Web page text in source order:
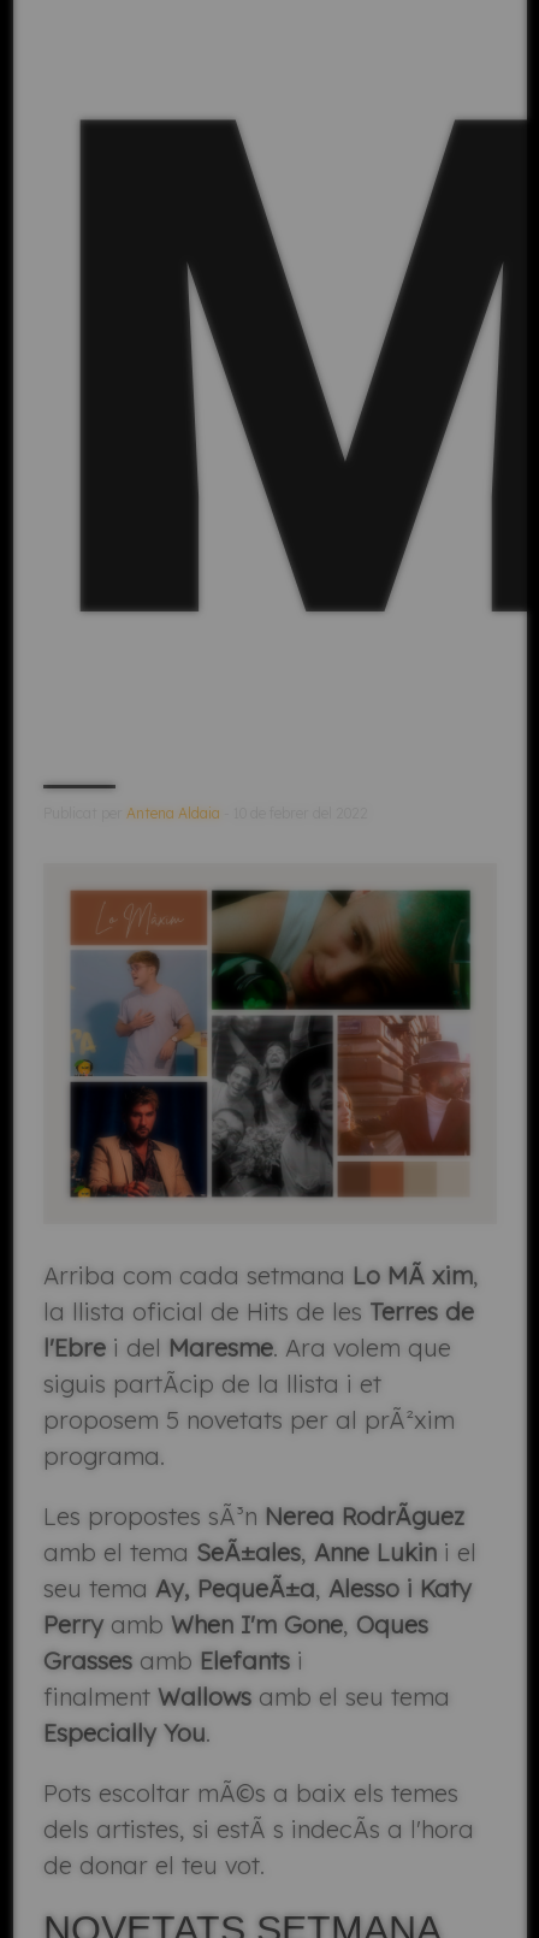
Antena Aldaia
Arriba com cada setmana Lo MÃ xim,
la llista oficial de Hits de les Terres de
l'Ebrei del Maresme. Ara volem que
siguis partÃ­cip de la llista i et
proposem 5 novetats per al prÃ²xim
programa.
Les propostes sÃ³n Nerea RodrÃ­guez
amb el tema SeÃ±ales, Anne Lukini el
seu tema Ay, PequeÃ±a, Alesso i Katy
Perryamb When I'm Gone, Oques
Grassesamb Elefants i
finalment Wallows amb el seu tema
Especially You.
Pots escoltar mÃ©s a baix els temes
dels artistes, si estÃ s indecÃ­s a l'hora
de donar el teu vot.